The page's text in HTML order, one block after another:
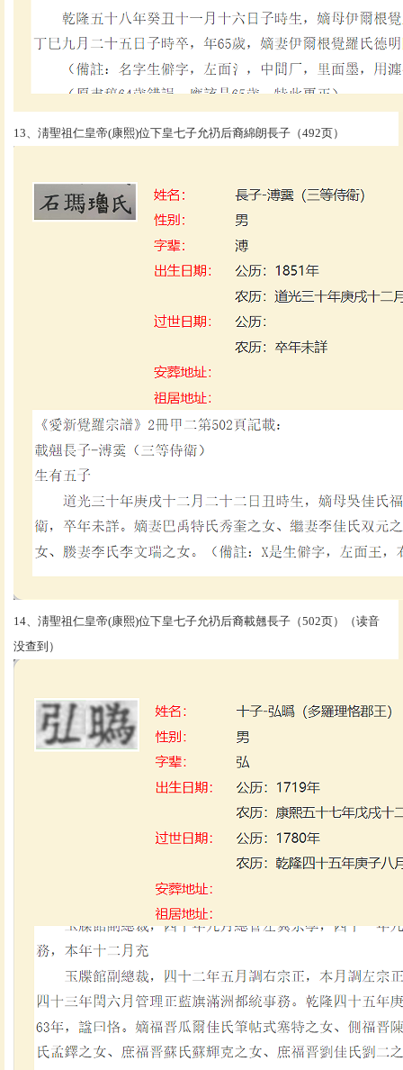
13、淸聖祖仁皇帝(康熙)位下皇七子允礽后裔綿朗長子（492页）
14、淸聖祖仁皇帝(康熙)位下皇七子允礽后裔載翹長子（502页）（读音
没查到）